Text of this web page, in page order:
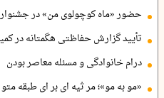
حضور «ماه کوچولوی من» در جشنواره
تأیید گزارش حفاظتی هگمتانه در
درام خانوادگی و مسئله معاصر بودن
«مو به مو»؛ مر ثیه ای بر ای طبقه